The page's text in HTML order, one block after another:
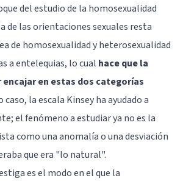
del estudio de la homosexualidad
de las orientaciones sexuales resta
de homosexualidad y heterosexualidad
a entelequias, lo cual hace que la
en estas dos categorías
caso, la escala Kinsey ha ayudado a
el fenómeno a estudiar ya no es la
como una anomalía o una desviación
que era "lo natural".
es el modo en el que la